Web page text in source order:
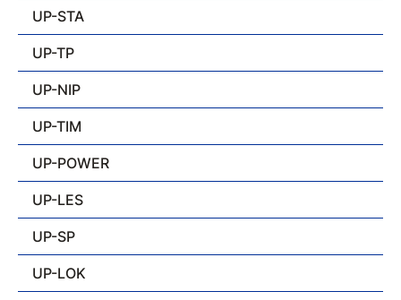
UP-STA
UP-TP
UP-NIP
UP-TIM
UP-POWER
UP-LES
UP-SP
UP-LOK